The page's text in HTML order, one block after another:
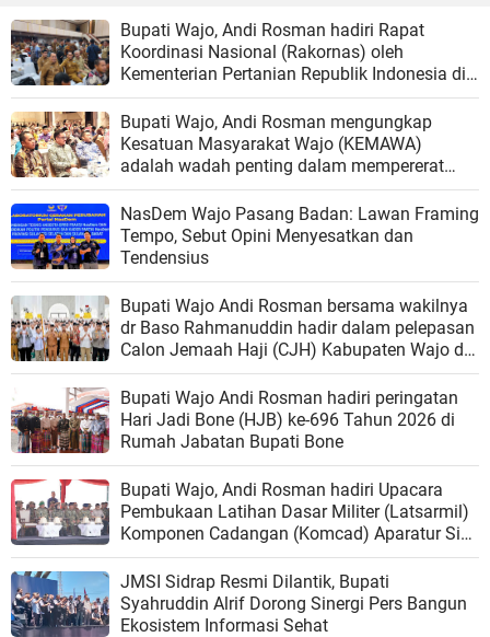
Bupati Wajo, Andi Rosman hadiri Rapat
Koordinasi Nasional (Rakornas) oleh
Kementerian Pertanian Republik Indonesia di
Auditorium Gedung F Kementerian Pertanian
Bupati Wajo, Andi Rosman mengungkap
Kesatuan Masyarakat Wajo (KEMAWA)
adalah wadah penting dalam mempererat
hubungan kekeluargaan antar masyarakat
Wajo
NasDem Wajo Pasang Badan: Lawan Framing
Tempo, Sebut Opini Menyesatkan dan
Tendensius
Bupati Wajo Andi Rosman bersama wakilnya
dr Baso Rahmanuddin hadir dalam pelepasan
Calon Jemaah Haji (CJH) Kabupaten Wajo di
Masjid Agung Ummul Quraa Sengkang
Bupati Wajo Andi Rosman hadiri peringatan
Hari Jadi Bone (HJB) ke-696 Tahun 2026 di
Rumah Jabatan Bupati Bone
Bupati Wajo, Andi Rosman hadiri Upacara
Pembukaan Latihan Dasar Militer (Latsarmil)
Komponen Cadangan (Komcad) Aparatur Sipil
Negara (ASN) dan Kepala Desa di Provinsi
Sulawesi Selatan (Sulsel).
JMSI Sidrap Resmi Dilantik, Bupati
Syahruddin Alrif Dorong Sinergi Pers Bangun
Ekosistem Informasi Sehat